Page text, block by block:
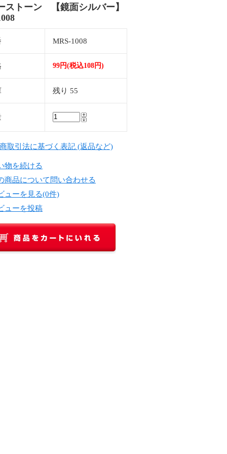
ストーン 【鏡面シルバー】
MRS-1008
99円(税込108円)
残り 55
取引法に基づく表記 (返品など)
物を続ける
商品について問い合わせる
ューを見る(0件)
ューを投稿